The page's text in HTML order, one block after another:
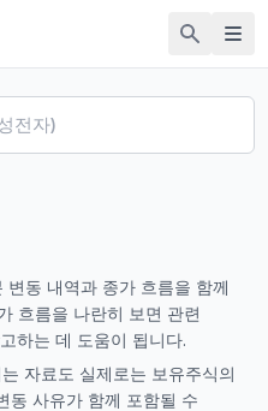
변동 내역과 종가 흐름을 함께
흐름을 나란히 보면 관련
하는 데 도움이 됩니다.
자료도 실제로는 보유주식의
동 사유가 함께 포함될 수